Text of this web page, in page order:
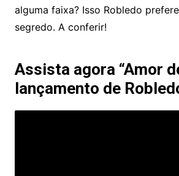
alguma faixa? Isso Robledo
segredo. A conferir!
Assista agora “Amor
lançamento de